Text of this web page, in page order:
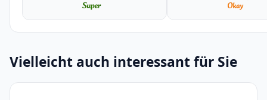
Vielleicht auch interessant für Sie